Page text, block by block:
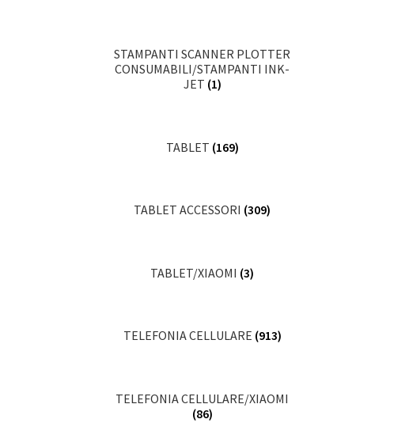
STAMPANTI SCANNER PLOTTER
CONSUMABILI/STAMPANTI INK-
JET (1)
TABLET (169)
TABLET ACCESSORI (309)
TABLET/XIAOMI (3)
TELEFONIA CELLULARE (913)
TELEFONIA CELLULARE/XIAOMI
(86)